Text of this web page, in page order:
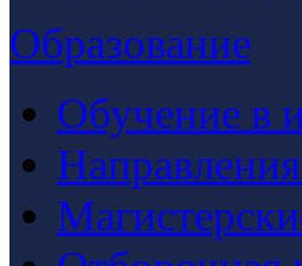
Образование
Обучение в